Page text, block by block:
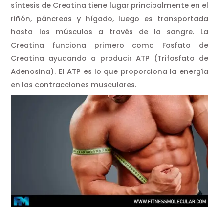
síntesis de Creatina tiene lugar principalmente en el
riñón, páncreas y hígado, luego es transportada
hasta los músculos a través de la sangre. La
Creatina funciona primero como Fosfato de
Creatina ayudando a producir ATP (Trifosfato de
Adenosina). El ATP es lo que proporciona la energía
en las contracciones musculares.